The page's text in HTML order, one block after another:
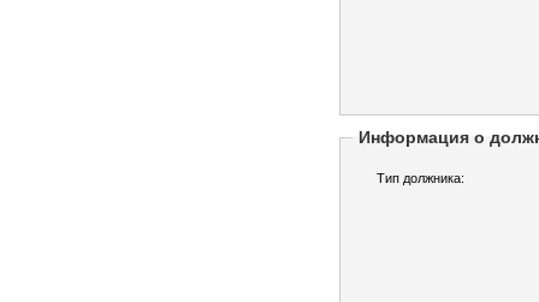
Информация о
Тип должника: